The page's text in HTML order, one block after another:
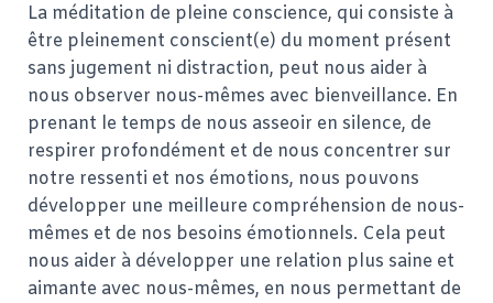
La méditation de pleine conscience, qui consiste à
être pleinement conscient(e) du moment présent
sans jugement ni distraction, peut nous aider à
nous observer nous-mêmes avec bienveillance. En
prenant le temps de nous asseoir en silence, de
respirer profondément et de nous concentrer sur
notre ressenti et nos émotions, nous pouvons
développer une meilleure compréhension de nous-
mêmes et de nos besoins émotionnels. Cela peut
nous aider à développer une relation plus saine et
aimante avec nous-mêmes, en nous permettant de